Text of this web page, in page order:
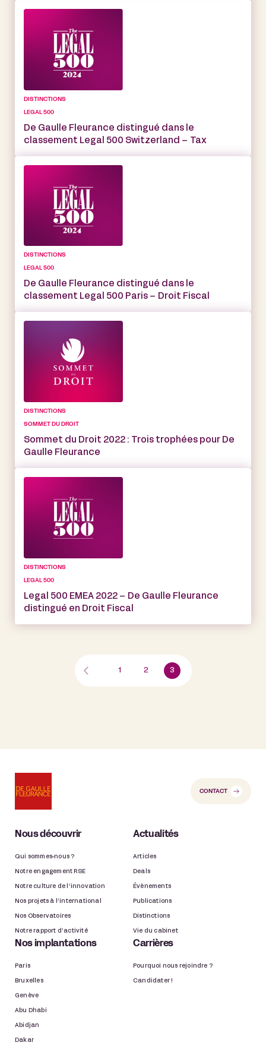
DISTINCTIONS
LEGAL 500
De Gaulle Fleurance distingué dans le
classement Legal 500 Switzerland – Tax
DISTINCTIONS
LEGAL 500
De Gaulle Fleurance distingué dans le
classement Legal 500 Paris – Droit Fiscal
DISTINCTIONS
SOMMET DU DROIT
Sommet du Droit 2022 : Trois trophées pour De
Gaulle Fleurance
DISTINCTIONS
LEGAL 500
Legal 500 EMEA 2022 – De Gaulle Fleurance
distingué en Droit Fiscal
1 2 3
CONTACT
Nous découvrir
Qui sommes-nous ?
Notre engagement RSE
Notre culture de l’innovation
Nos projets à l’international
Nos Observatoires
Notre rapport d’activité
Actualités
Articles
Deals
Évènements
Publications
Distinctions
Vie du cabinet
Nos implantations
Paris
Bruxelles
Genève
Abu Dhabi
Abidjan
Dakar
Carrières
Pourquoi nous rejoindre ?
Candidater !